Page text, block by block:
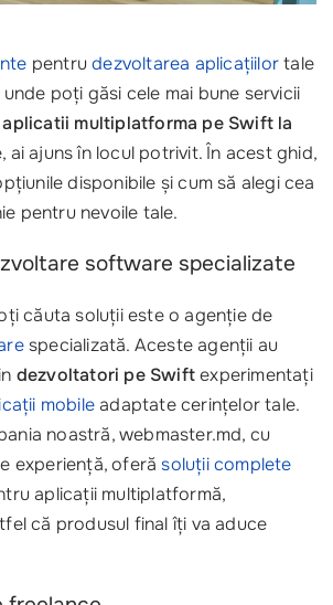
pentrudezvoltarea aplicațiilortale
poți găsi cele mai bune servicii
multiplatforma pe Swift la
ai ajuns în locul potrivit. În acest ghid,
disponibile și cum să alegi cea
pentru nevoile tale.
software specializate
căuta soluții este o agenție de
specializată. Aceste agenții au
dezvoltatori pe Swiftexperimentați
mobileadaptate cerințelor tale.
noastră, webmaster.md, cu
experiență, oferăsoluții complete
aplicații multiplatformă,
că produsul final îți va aduce